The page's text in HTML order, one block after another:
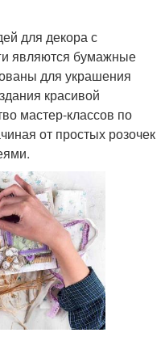
для декора с
являются бумажные
для украшения
красивой
мастер-классов по
от простых розочек